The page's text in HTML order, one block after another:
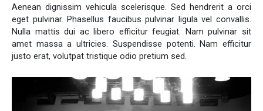
Aenean dignissim vehicula scelerisque. Sed hendrerit a orci
eget pulvinar. Phasellus faucibus pulvinar ligula vel convallis.
Nulla mattis dui ac libero efficitur feugiat. Nam pulvinar sit
amet massa a ultricies. Suspendisse potenti. Nam efficitur
justo erat, volutpat tristique odio pretium sed.